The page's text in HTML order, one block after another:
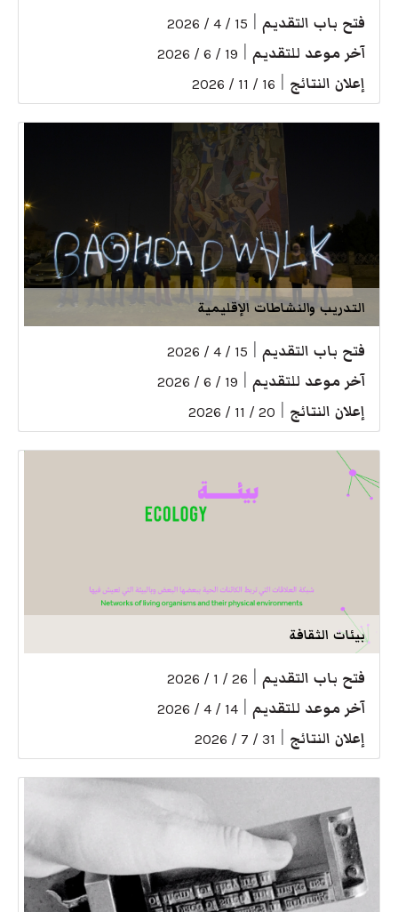
فتح باب التقديم 15 / 4 / 2026
آخر موعد للتقديم 19 / 6 / 2026
إعلان النتائج 16 / 11 / 2026
التدريب والنشاطات الإقليمية
فتح باب التقديم 15 / 4 / 2026
آخر موعد للتقديم 19 / 6 / 2026
إعلان النتائج 20 / 11 / 2026
بيئات الثقافة
فتح باب التقديم 26 / 1 / 2026
آخر موعد للتقديم 14 / 4 / 2026
إعلان النتائج 31 / 7 / 2026